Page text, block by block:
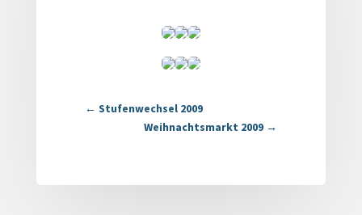
← Stufenwechsel 2009
Weihnachtsmarkt 2009 →